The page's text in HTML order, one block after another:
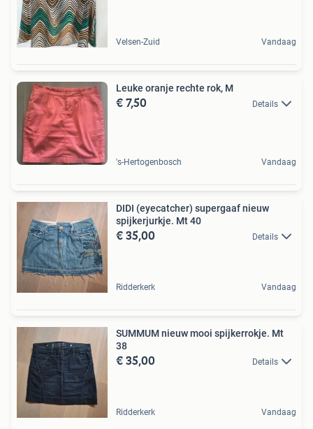
Velsen-Zuid Vandaag
Leuke oranje rechte rok, M
€ 7,50 Details
's-Hertogenbosch Vandaag
DIDI (eyecatcher) supergaaf nieuw
spijkerjurkje. Mt 40
€ 35,00 Details
Ridderkerk Vandaag
SUMMUM nieuw mooi spijkerrokje. Mt
38
€ 35,00 Details
Ridderkerk Vandaag